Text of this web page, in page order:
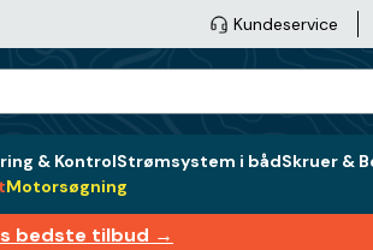
Kundeservice
& KontrolStrømsystem i bådSkruer &
Motorsøgning
bedste tilbud →